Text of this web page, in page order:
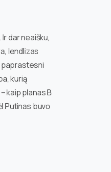
dar neaišku,
lendlizas
paprastesni
kurią
kaip planas B
Putinas buvo